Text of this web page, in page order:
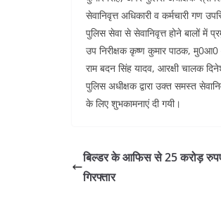
सेवानिवृत्त अधिकारी व कर्मचारी गण
पुलिस सेवा से सेवानिवृत्त होने बालों में
उप निरीक्षक कृष्ण कुमार पाठक,
राम बदन सिंह यादव, आरक्षी चालक
पुलिस अधीक्षक द्वारा उक्त समस्त
के लिए शुभकामनाएं दी गयी।
बिल्डर के आफिस से 25 करोड़
गिरफ्तार